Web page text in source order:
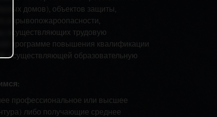
домов), объектов защиты,
взрывопожароопасности,
осуществляющих трудовую
программе повышения квалификации
осуществляющей образовательную
профессиональное или высшее
либо получающие среднее